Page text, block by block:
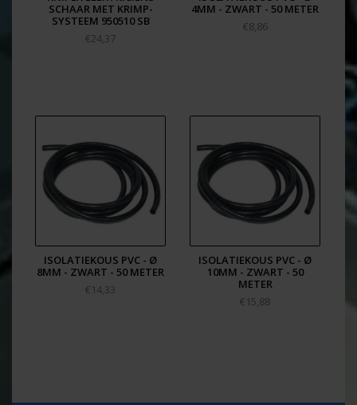
SCHAAR MET KRIMP-
SYSTEEM 950510 SB
€24,37
4MM - ZWART - 50 METER
€8,86
ISOLATIEKOUS PVC - Ø
8MM - ZWART - 50 METER
€14,33
ISOLATIEKOUS PVC - Ø
10MM - ZWART - 50
METER
€15,88